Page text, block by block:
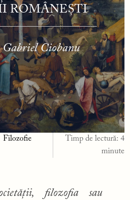
ROMÂNEȘTI
Gabriel Ciobanu
Filozofie Timp de lectură: 4
minute
filozofia sau